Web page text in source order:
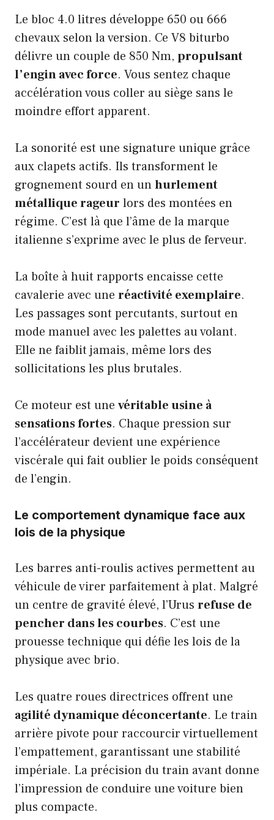
Le bloc 4.0 litres développe 650 ou 666
chevaux selon la version. Ce V8 biturbo
délivre un couple de 850 Nm, propulsant
l’engin avec force. Vous sentez chaque
accélération vous coller au siège sans le
moindre effort apparent.
La sonorité est une signature unique grâce
aux clapets actifs. Ils transforment le
grognement sourd en unhurlement
métallique rageur lors des montées en
régime. C’est là que l’âme de la marque
italienne s’exprime avec le plus de ferveur.
La boîte à huit rapports encaisse cette
cavalerie avec une réactivité exemplaire.
Les passages sont percutants, surtout en
mode manuel avec les palettes au volant.
Elle ne faiblit jamais, même lors des
sollicitations les plus brutales.
Ce moteur est une véritable usine à
sensations fortes. Chaque pression sur
l’accélérateur devient une expérience
viscérale qui fait oublier le poids conséquent
de l’engin.
Le comportement dynamique face aux
lois de la physique
Les barres anti-roulis actives permettent au
véhicule de virer parfaitement à plat. Malgré
un centre de gravité élevé, l’Urus refuse de
pencher dans les courbes. C’est une
prouesse technique qui défie les lois de la
physique avec brio.
Les quatre roues directrices offrent une
agilité dynamique déconcertante. Le train
arrière pivote pour raccourcir virtuellement
l’empattement, garantissant une stabilité
impériale. La précision du train avant donne
l’impression de conduire une voiture bien
plus compacte.